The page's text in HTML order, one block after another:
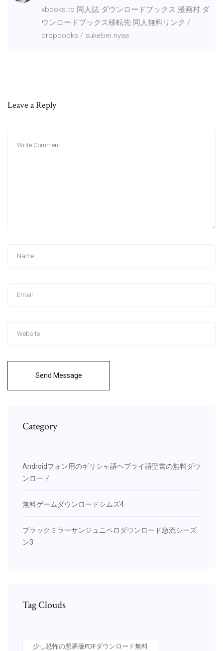
xbooks.to 同人誌 ダウンロードブックス 漫画村 ダ
ウンロードブックス移転先 同人無料リンク /
dropbooks / sukebei.nyaa
Leave a Reply
Send Message
Category
Androidフォン用のギリシャ語ヘブライ語聖書の無料ダウ
ンロード
無料ゲームダウンロードシムズ4
ブラックミラーサンジュニペロダウンロード急流シーズ
ン3
Tag Clouds
少し恐怖の悪夢版PDFダウンロード無料